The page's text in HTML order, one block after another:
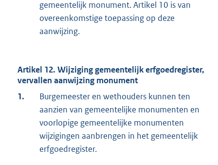
gemeentelijk monument. Artikel 10 is van
overeenkomstige toepassing op deze
aanwijzing.
Artikel 12. Wijziging gemeentelijk erfgoedregister,
vervallen aanwijzing monument
1.
Burgemeester en wethouders kunnen ten
aanzien van gemeentelijke monumenten en
voorlopige gemeentelijke monumenten
wijzigingen aanbrengen in het gemeentelijk
erfgoedregister.